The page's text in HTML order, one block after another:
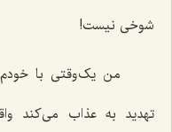
شوخی نیست!
من یک‌وقتی با
تهدید به عذاب می‌کند